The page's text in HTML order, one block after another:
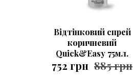
Відтінковий спрей
коричневий
Quick&Easy 75мл.
752 грн 885 грн